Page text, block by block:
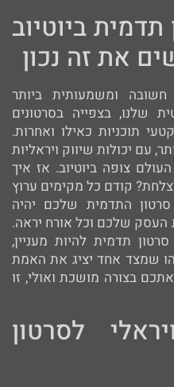
תדמית ביוטיוב
את זה נכון
ומשמעותית ביותר
שלנו, בצפייה בסרטונים
תוכניות כאילו ואחרות.
עם יכולות שיווק ויראליות
צופה ביוטיוב. אז איך
קודם כל מקימים ערוץ
התדמית שלכם יהיה
העסק שלכם וכל אורח יראה.
תדמית להיות מעניין,
שמצד אחד יציג את האמת
בצורה מושכת ואולי, זו
לסרטון